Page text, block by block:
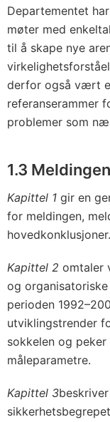
Departementet
møter med
til å skape nye
derfor også vært
referanserammer
problemer som
1.3
Kapittel 1 gir en
for meldingen,
hovedkonklusjoner.
Kapittel 2 omtaler
og
perioden
utviklingstrender
sokkelen og
måleparametre.
Kapittel 3